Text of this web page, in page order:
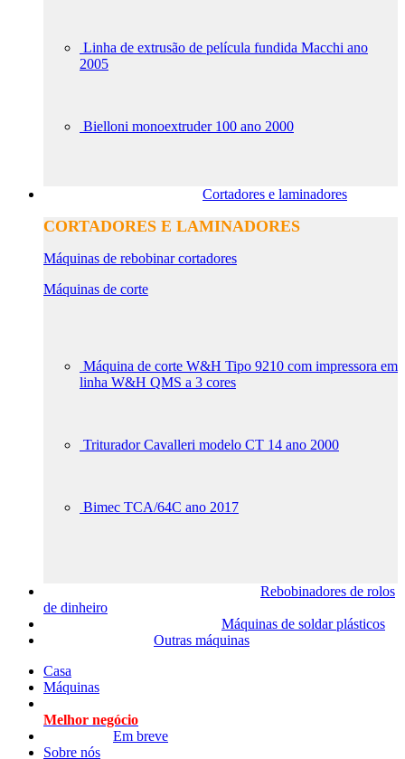
Linha de extrusão de película fundida Macchi ano
2005
Bielloni monoextruder 100 ano 2000
Cortadores e laminadores
CORTADORES E LAMINADORES
Máquinas de rebobinar cortadores
Máquinas de corte
Máquina de corte W&H Tipo 9210 com impressora em
linha W&H QMS a 3 cores
Triturador Cavalleri modelo CT 14 ano 2000
Bimec TCA/64C ano 2017
Rebobinadores de rolos
de dinheiro
Máquinas de soldar plásticos
Outras máquinas
Casa
Máquinas
Melhor negócio
Em breve
Sobre nós